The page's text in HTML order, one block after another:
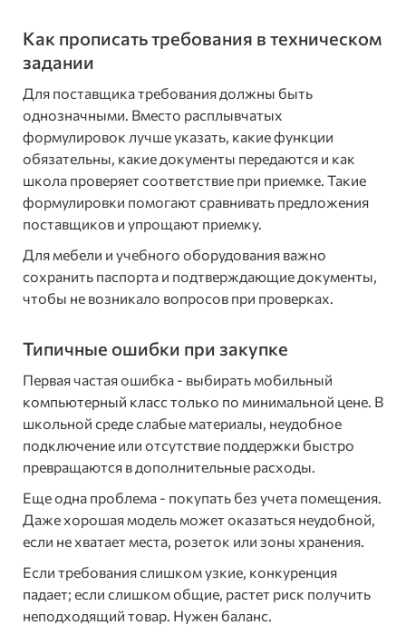
Как прописать требования в техническом
задании
Для поставщика требования должны быть
однозначными. Вместо расплывчатых
формулировок лучше указать, какие функции
обязательны, какие документы передаются и как
школа проверяет соответствие при приемке. Такие
формулировки помогают сравнивать предложения
поставщиков и упрощают приемку.
Для мебели и учебного оборудования важно
сохранить паспорта и подтверждающие документы,
чтобы не возникало вопросов при проверках.
Типичные ошибки при закупке
Первая частая ошибка - выбирать мобильный
компьютерный класс только по минимальной цене. В
школьной среде слабые материалы, неудобное
подключение или отсутствие поддержки быстро
превращаются в дополнительные расходы.
Еще одна проблема - покупать без учета помещения.
Даже хорошая модель может оказаться неудобной,
если не хватает места, розеток или зоны хранения.
Если требования слишком узкие, конкуренция
падает; если слишком общие, растет риск получить
неподходящий товар. Нужен баланс.